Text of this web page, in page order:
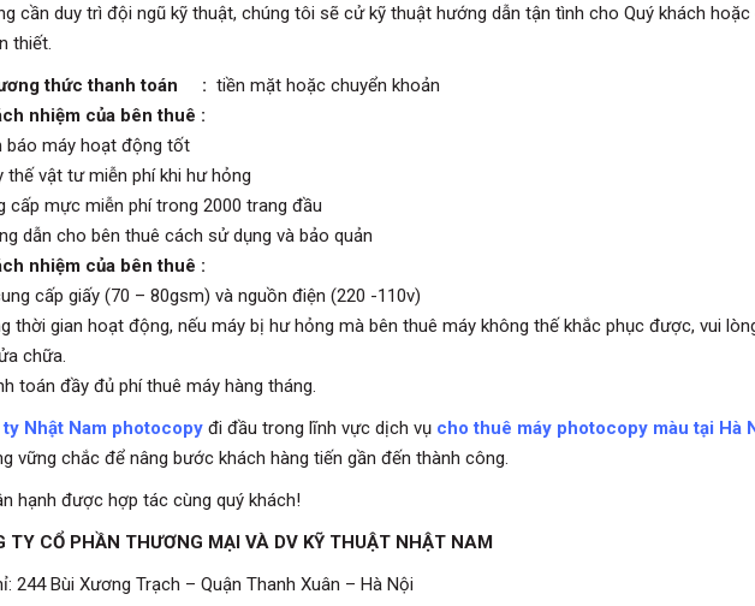
cần duy trì đội ngũ kỹ thuật, chúng tôi sẽ cử kỹ thuật hướng dẫn tận tình cho Quý khách
thiết.
thức thanh toán : tiền mặt hoặc chuyển khoản
nhiệm của bên thuê :
báo máy hoạt động tốt
thế vật tư miễn phí khi hư hỏng
cấp mực miễn phí trong 2000 trang đầu
dẫn cho bên thuê cách sử dụng và bảo quản
nhiệm của bên thuê :
cấp giấy (70 – 80gsm) và nguồn điện (220 -110v)
thời gian hoạt động, nếu máy bị hư hỏng mà bên thuê máy không thế khắc phục được, vui
chữa.
toán đầy đủ phí thuê máy hàng tháng.
ty Nhật Nam photocopy đi đầu trong lĩnh vực dịch vụ cho thuê máy photocopy màu tại Hà
vững chắc để nâng bước khách hàng tiến gần đến thành công.
hạnh được hợp tác cùng quý khách!
TY CỔ PHẦN THƯƠNG MẠI VÀ DV KỸ THUẬT NHẬT NAM
244 Bùi Xương Trạch – Quận Thanh Xuân – Hà Nội